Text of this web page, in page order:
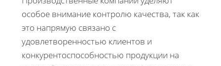
особое внимание контролю качества, так как
это напрямую связано с
удовлетворенностью клиентов и
конкурентоспособностью продукции на